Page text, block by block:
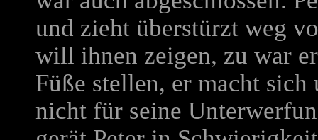
und zieht überstürzt weg
will ihnen zeigen, zu war
Füße stellen, er macht
nicht für seine